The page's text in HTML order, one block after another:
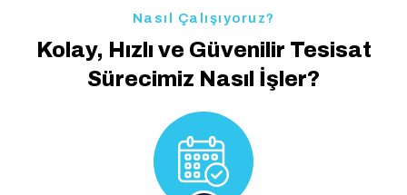
Nasıl Çalışıyoruz?
Kolay, Hızlı ve Güvenilir Tesisat
Sürecimiz Nasıl İşler?